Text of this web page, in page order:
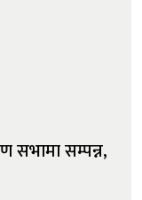
सभामा सम्पन्न,